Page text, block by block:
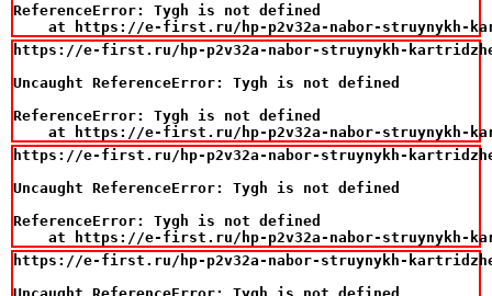
ReferenceError: Tygh is not defined
at https://e-first.ru/hp-p2v32a-nabor-struynykh-
https://e-first.ru/hp-p2v32a-nabor-struynykh-
Uncaught ReferenceError: Tygh is not defined
ReferenceError: Tygh is not defined
at https://e-first.ru/hp-p2v32a-nabor-struynykh-
https://e-first.ru/hp-p2v32a-nabor-struynykh-
Uncaught ReferenceError: Tygh is not defined
ReferenceError: Tygh is not defined
at https://e-first.ru/hp-p2v32a-nabor-struynykh-
https://e-first.ru/hp-p2v32a-nabor-struynykh-